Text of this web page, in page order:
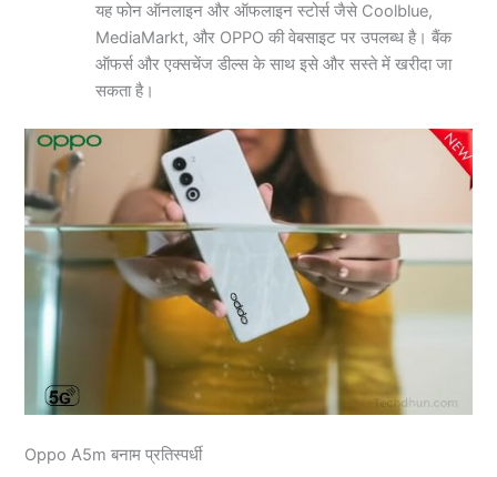
यह फोन ऑनलाइन और ऑफलाइन स्टोर्स जैसे Coolblue,
MediaMarkt, और OPPO की वेबसाइट पर उपलब्ध है। बैंक
ऑफर्स और एक्सचेंज डील्स के साथ इसे और सस्ते में खरीदा जा
सकता है।
Oppo A5m बनाम प्रतिस्पर्धी